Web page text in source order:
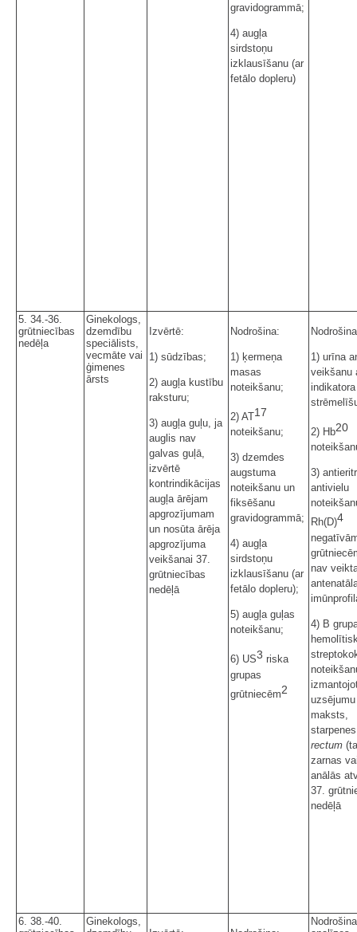
gravidogrammā;
4) augļa
sirdstoņu
izklausīšanu (ar
fetālo dopleru)
5. 34.-36.
grūtniecības
nedēļa
Ginekologs,
dzemdību
speciālists,
vecmāte vai
ģimenes
ārsts
Izvērtē:
1) sūdzības;
2) augļa kustību
raksturu;
3) augļa guļu, ja
auglis nav
galvas guļā,
izvērtē
kontrindikācijas
augļa ārējam
apgrozījumam
un nosūta ārēja
apgrozījuma
veikšanai 37.
grūtniecības
nedēļā
Nodrošina:
1) ķermeņa
masas
noteikšanu;
2) AT17
noteikšanu;
3) dzemdes
augstuma
noteikšanu un
fiksēšanu
gravidogrammā;
4) augļa
sirdstoņu
izklausīšanu (ar
fetālo dopleru);
5) augļa guļas
noteikšanu;
6) US3 riska
grupas
grūtniecēm2
1) urīna
veikšanu
indikatora
2) Hb20
3)
antivielu
Rh(D)4
nav
4) B
maksts,
rectum
zarnas
anālās
37.
nedēļā
6. 38.-40.
Ginekologs,